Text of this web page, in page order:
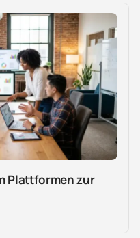
Plattformen zur